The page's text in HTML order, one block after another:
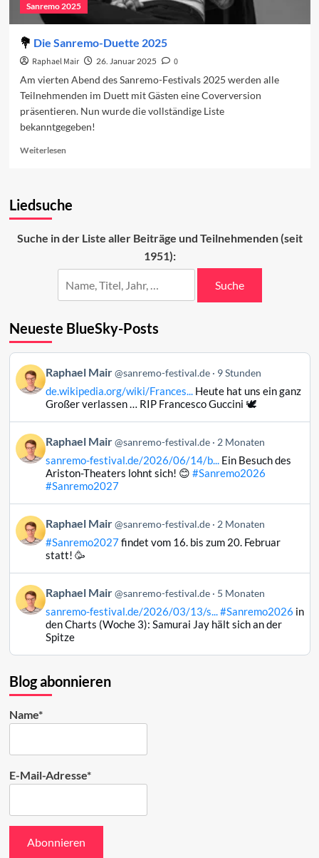
Sanremo 2025
Die Sanremo-Duette 2025
Raphael Mair 26. Januar 2025
0
Am vierten Abend des Sanremo-Festivals 2025 werden alle
Teilnehmenden im Duett mit Gästen eine Coverversion
präsentieren. Nun wurde die vollständige Liste
bekanntgegeben!
WeiterlesenRead
Sanremo-
Liedsuche
Suche in der Liste aller Beiträge und Teilnehmenden (seit
1951):
Suche
Neueste BlueSky-Posts
Beitrag
von
Raphael
Bluesky
ansehen
Raphael Mair @sanremo-festival.de 9 Stunden
de.wikipedia.org/wiki/Frances...Heute hat uns ein ganz
Großer verlassen … RIP Francesco Guccini 🕊️
Beitrag
von
Raphael
ansehen
Raphael Mair @sanremo-festival.de 2 Monaten
sanremo-festival.de/2026/06/14/b...Ein Besuch des
Ariston-Theaters lohnt sich! 😊 #Sanremo2026
#Sanremo2027
Beitrag
von
Raphael
Bluesky
ansehen
Raphael Mair @sanremo-festival.de 2 Monaten
#Sanremo2027findet vom 16. bis zum 20. Februar
statt! 🥳
Beitrag
von
Raphael
ansehen
Raphael Mair @sanremo-festival.de 5 Monaten
sanremo-festival.de/2026/03/13/s...#Sanremo2026 in
den Charts (Woche 3): Samurai Jay hält sich an der
Spitze
Blog abonnieren
Name*
E-Mail-Adresse*